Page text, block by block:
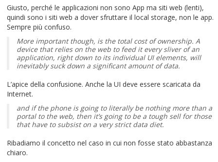
Giusto, perché le applicazioni non sono App ma siti web (lenti),
quindi sono i siti web a dover sfruttare il local storage, non le app.
Sempre più confuso.
More important though, is the total cost of ownership. A
device that relies on the web to feed it every sliver of an
application, right down to its individual UI elements, will
inevitably suck down a significant amount of data.
L’apice della confusione. Anche la UI deve essere scaricata da
Internet.
and if the phone is going to literally be nothing more than a
portal to the web, then it’s going to be a tough sell for those
that have to subsist on a very strict data diet.
Ribadiamo il concetto nel caso in cui non fosse stato abbastanza
chiaro.